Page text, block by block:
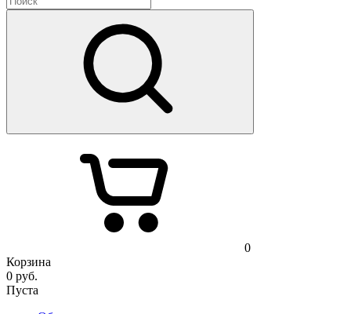
0
Корзина
0 руб.
Пуста